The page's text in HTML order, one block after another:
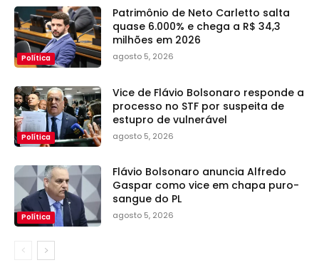
Política
Patrimônio de Neto Carletto salta
quase 6.000% e chega a R$ 34,3
milhões em 2026
agosto 5, 2026
Política
Vice de Flávio Bolsonaro responde a
processo no STF por suspeita de
estupro de vulnerável
agosto 5, 2026
Política
Flávio Bolsonaro anuncia Alfredo
Gaspar como vice em chapa puro-
sangue do PL
agosto 5, 2026